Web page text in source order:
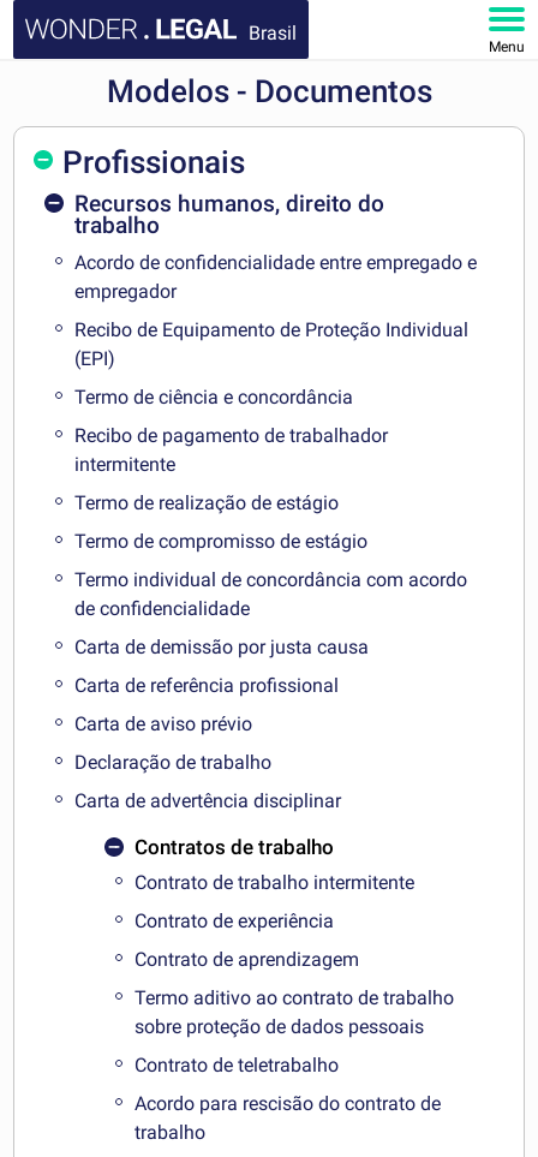
Brasil
Menu
DOCUMENTOS
FAQ
MINHA CONTA
Modelos - Documentos
Profissionais
Recursos humanos, direito do
trabalho
Acordo de confidencialidade entre empregado e
empregador
Recibo de Equipamento de Proteção Individual
(EPI)
Termo de ciência e concordância
Recibo de pagamento de trabalhador
intermitente
Termo de realização de estágio
Termo de compromisso de estágio
Termo individual de concordância com acordo
de confidencialidade
Carta de demissão por justa causa
Carta de referência profissional
Carta de aviso prévio
Declaração de trabalho
Carta de advertência disciplinar
Contratos de trabalho
Contrato de trabalho intermitente
Contrato de experiência
Contrato de aprendizagem
Termo aditivo ao contrato de trabalho
sobre proteção de dados pessoais
Contrato de teletrabalho
Acordo para rescisão do contrato de
trabalho